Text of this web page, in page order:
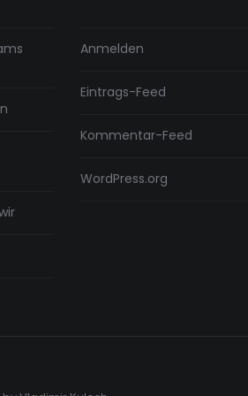
Anmelden
Eintrags-Feed
Kommentar-Feed
WordPress.org